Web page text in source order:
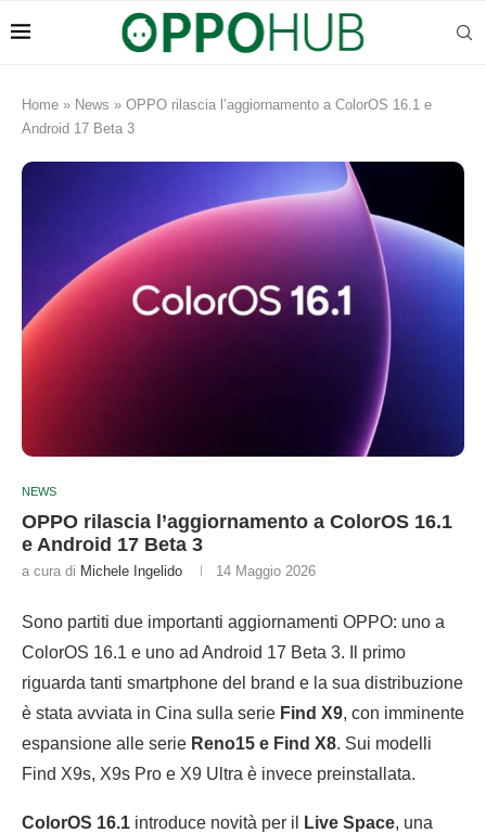
Home » News » OPPO rilascia l’aggiornamento a ColorOS 16.1 e
Android 17 Beta 3
NEWS
OPPO rilascia l’aggiornamento a ColorOS 16.1
e Android 17 Beta 3
a cura di Michele Ingelido 14 Maggio 2026
Sono partiti due importanti aggiornamenti OPPO: uno a
ColorOS 16.1 e uno ad Android 17 Beta 3. Il primo
riguarda tanti smartphone del brand e la sua distribuzione
è stata avviata in Cina sulla serie Find X9, con imminente
espansione alle serie Reno15 e Find X8. Sui modelli
Find X9s, X9s Pro e X9 Ultra è invece preinstallata.
ColorOS 16.1 introduce novità per il Live Space, una